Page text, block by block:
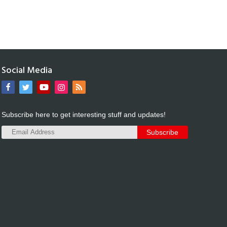
Social Media
Subscribe here to get interesting stuff and updates!